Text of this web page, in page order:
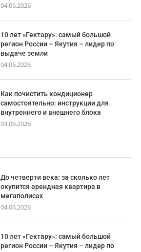
04.06.2026
10 лет «Гектару»: самый большой
регион России – Якутия – лидер по
выдаче земли
04.06.2026
Как почистить кондиционер
самостоятельно: инструкции для
внутреннего и внешнего блока
03.06.2026
До четверти века: за сколько лет
окупится арендная квартира в
мегаполисах
04.06.2026
10 лет «Гектару»: самый большой
регион России – Якутия – лидер по